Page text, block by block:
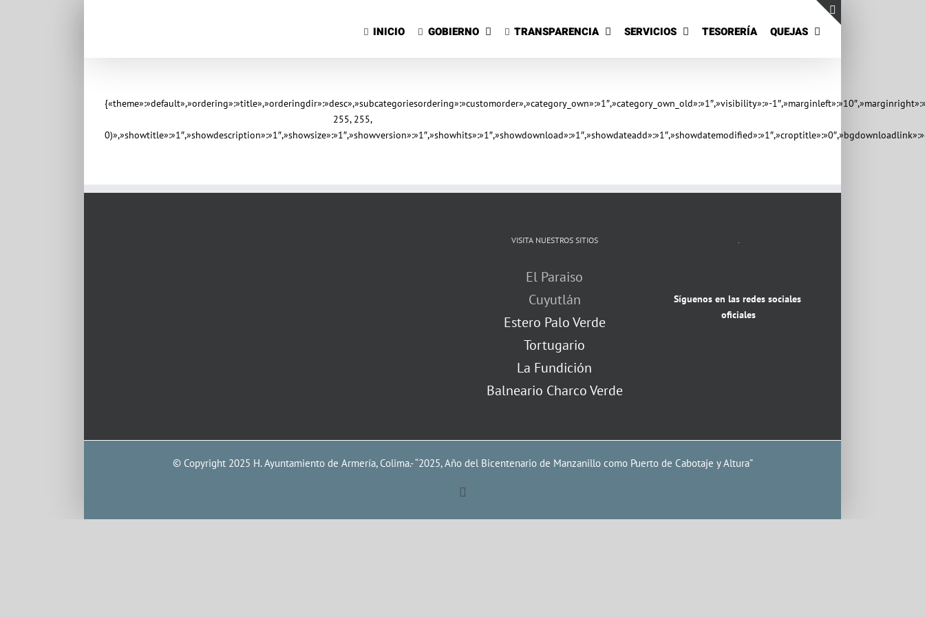
contenido
INICIO GOBIERNO TRANSPARENCIA SERVICIOS TESORERÍA QUEJAS
{«theme»:»default»,»ordering»:»title»,»orderingdir»:»desc»,»subcategoriesordering»:»customorder»,»category_own»:»1″,»category_own_old»:»1″,»visibility»:»-
255, 255,
VISITA NUESTROS SITIOS
El Paraiso
Cuyutlán
Estero Palo Verde
Tortugario
La Fundición
Balneario Charco Verde
.
Síguenos en las redes sociales
oficiales
© Copyright 2025 H. Ayuntamiento de Armería, Colima.- “2025, Año del Bicentenario de Manzanillo como Puerto de Cabotaje y Altura”